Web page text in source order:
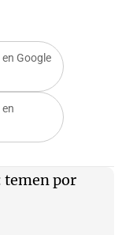
Google
temen por